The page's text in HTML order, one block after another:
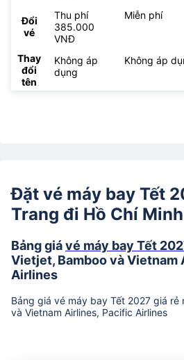
Đổi
vé
Thu phí
385.000
VNĐ
Miễn phí
Thay
đổi
tên
Không áp
dụng
Không áp
Đặt vé máy bay Tết
Trang đi Hồ Chí
Bảng giávé máy bay Tết
Vietjet, Bamboo và Vietnam
Airlines
Bảng giá vé máy bay Tết 2027 giá rẻ
và Vietnam Airlines, Pacific Airlines